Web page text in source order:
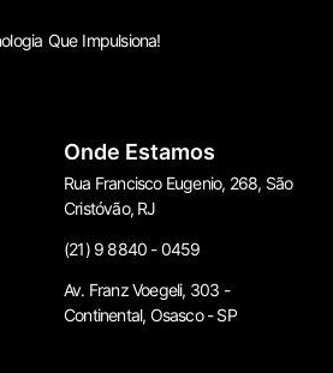
Que Impulsiona!
Onde Estamos
Rua Francisco Eugenio, 268, São
Cristóvão, RJ
(21) 9 8840 - 0459
Av. Franz Voegeli, 303 -
Continental, Osasco - SP